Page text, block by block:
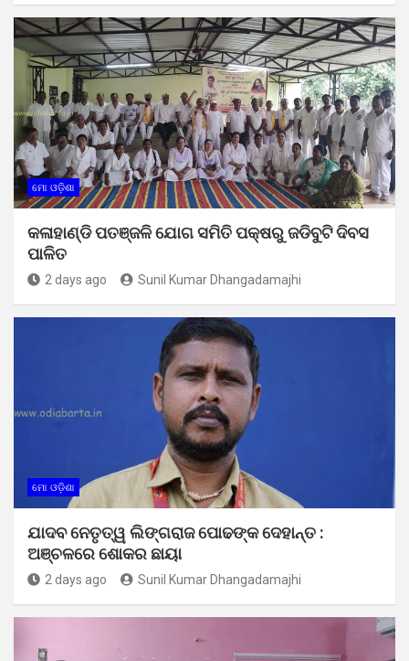
ମୋ ଓଡ଼ିଶା
କଳାହାଣ୍ଡି ପତଞ୍ଜଳି ଯୋଗ ସମିତି ପକ୍ଷରୁ ଜଡିବୁଟି ଦିବସ
ପାଳିତ
2 days ago Sunil Kumar Dhangadamajhi
ମୋ ଓଡ଼ିଶା
ଯାଦବ ନେତୃତ୍ୱ ଲିଙ୍ଗରାଜ ପୋଢଙ୍କ ଦେହାନ୍ତ :
ଅଞ୍ଚଳରେ ଶୋକର ଛାୟା
2 days ago Sunil Kumar Dhangadamajhi